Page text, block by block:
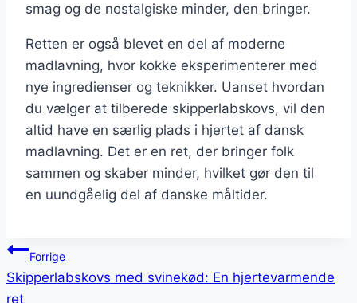
smag og de nostalgiske minder, den bringer.
Retten er også blevet en del af moderne
madlavning, hvor kokke eksperimenterer med
nye ingredienser og teknikker. Uanset hvordan
du vælger at tilberede skipperlabskovs, vil den
altid have en særlig plads i hjertet af dansk
madlavning. Det er en ret, der bringer folk
sammen og skaber minder, hvilket gør den til
en uundgåelig del af danske måltider.
Indlægsnavigation
Forrige
Skipperlabskovs med svinekød: En hjertevarmende
ret